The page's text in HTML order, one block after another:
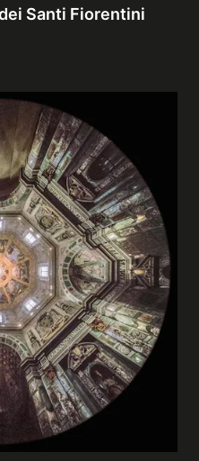
Santi Fiorentini